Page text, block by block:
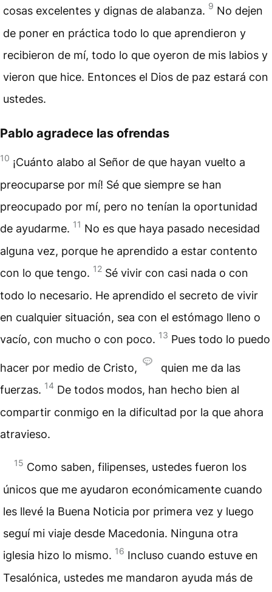
cosas excelentes y dignas de alabanza. 9 No dejen
de poner en práctica todo lo que aprendieron y
recibieron de mí, todo lo que oyeron de mis labios y
vieron que hice. Entonces el Dios de paz estará con
ustedes.
Pablo agradece las ofrendas
10 ¡Cuánto alabo al Señor de que hayan vuelto a
preocuparse por mí! Sé que siempre se han
preocupado por mí, pero no tenían la oportunidad
de ayudarme. 11 No es que haya pasado necesidad
alguna vez, porque he aprendido a estar contento
con lo que tengo. 12 Sé vivir con casi nada o con
todo lo necesario. He aprendido el secreto de vivir
en cualquier situación, sea con el estómago lleno o
vacío, con mucho o con poco. 13 Pues todo lo puedo
hacer por medio de Cristo,
quien me da las
fuerzas. 14 De todos modos, han hecho bien al
compartir conmigo en la dificultad por la que ahora
atravieso.
15 Como saben, filipenses, ustedes fueron los
únicos que me ayudaron económicamente cuando
les llevé la Buena Noticia por primera vez y luego
seguí mi viaje desde Macedonia. Ninguna otra
iglesia hizo lo mismo. 16 Incluso cuando estuve en
Tesalónica, ustedes me mandaron ayuda más de